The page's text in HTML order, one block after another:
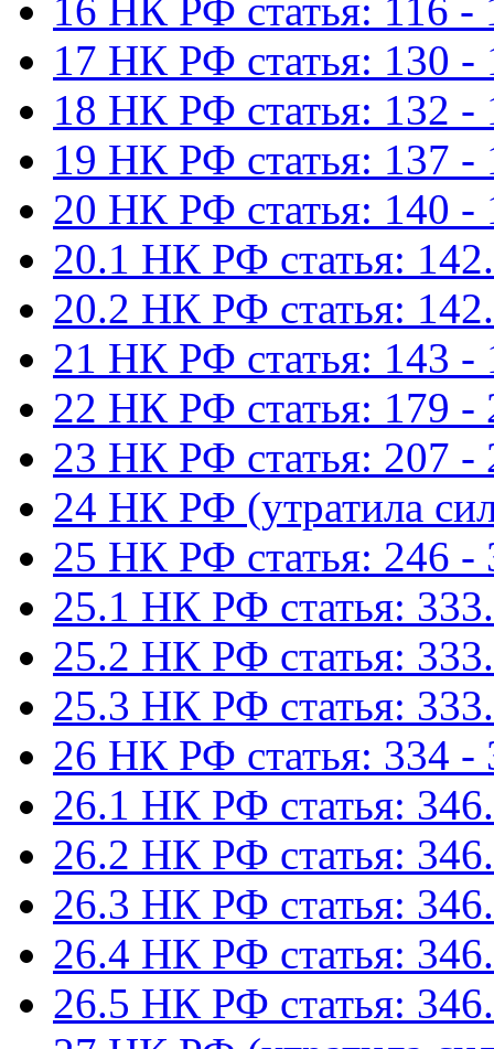
16 НК РФ статья: 116 -
17 НК РФ статья: 130 -
18 НК РФ статья: 132 -
19 НК РФ статья: 137 -
20 НК РФ статья: 140 -
20.1 НК РФ статья:
20.2 НК РФ статья:
21 НК РФ статья: 143 -
22 НК РФ статья: 179 -
23 НК РФ статья: 207 -
24 НК РФ (утратила
25 НК РФ статья: 246 -
25.1 НК РФ статья:
25.2 НК РФ статья:
25.3 НК РФ статья:
26 НК РФ статья: 334 -
26.1 НК РФ статья:
26.2 НК РФ статья:
26.3 НК РФ статья:
26.4 НК РФ статья:
26.5 НК РФ статья: